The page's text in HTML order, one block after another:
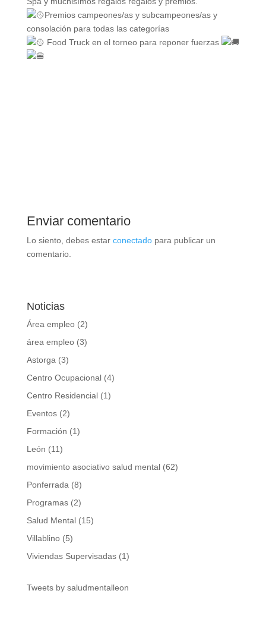
Premios campeones/as y subcampeones/as y
consolación para todas las categorías
Food Truck en el torneo para reponer fuerzas
Enviar comentario
Lo siento, debes estar conectadopara publicar un
comentario.
Noticias
Área empleo(2)
área empleo(3)
Astorga (3)
Centro Ocupacional(4)
Centro Residencial(1)
Eventos(2)
Formación (1)
León (11)
movimiento asociativo salud mental(62)
Ponferrada (8)
Programas(2)
Salud Mental(15)
Villablino(5)
Viviendas Supervisadas(1)
Tweets by saludmentalleon